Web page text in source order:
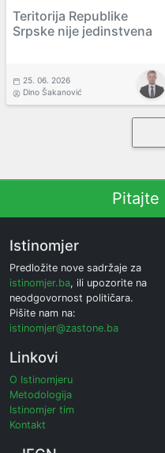
Teritorija Republike
Srpske nije jedinstvena
25. 06. 2026
Dino Šakanović
Pitajte
Istinomjer
Predložite nove sadržaje za
istinomjer.ba, ili upozorite na
neodgovornost političara.
Pišite nam na:
istinomjer@zastone.ba
Linkovi
O Istinomjeru
Metodologija
Istinomjer tim
Kontakt